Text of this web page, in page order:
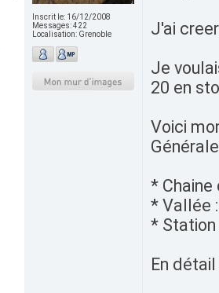
Inscrit le: 16/12/2008
Messages:422
Localisation: Grenoble
J'ai
Je
20 en
Voici
* Chaine
* Vallée
* Station
En détail